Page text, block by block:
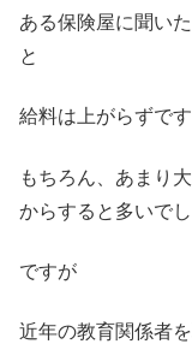
ある保険屋に聞い
と
給料は上がらずで
もちろん、あまり
からすると多いでし
ですが
近年の教育関係者